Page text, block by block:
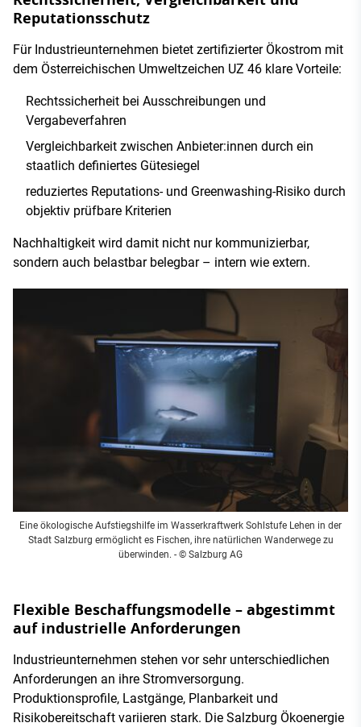
Reputationsschutz
Für Industrieunternehmen bietet zertifizierter Ökostrom mit
dem Österreichischen Umweltzeichen UZ 46 klare Vorteile:
Rechtssicherheit bei Ausschreibungen und
Vergabeverfahren
Vergleichbarkeit zwischen Anbieter:innen durch ein
staatlich definiertes Gütesiegel
reduziertes Reputations- und Greenwashing-Risiko durch
objektiv prüfbare Kriterien
Nachhaltigkeit wird damit nicht nur kommunizierbar,
sondern auch belastbar belegbar – intern wie extern.
Eine ökologische Aufstiegshilfe im Wasserkraftwerk Sohlstufe Lehen in der
Stadt Salzburg ermöglicht es Fischen, ihre natürlichen Wanderwege zu
überwinden. - © Salzburg AG
Flexible Beschaffungsmodelle – abgestimmt
auf industrielle Anforderungen
Industrieunternehmen stehen vor sehr unterschiedlichen
Anforderungen an ihre Stromversorgung.
Produktionsprofile, Lastgänge, Planbarkeit und
Risikobereitschaft variieren stark. Die Salzburg Ökoenergie